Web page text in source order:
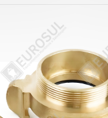
Navegação
Proteção
Redes
Salvatagem